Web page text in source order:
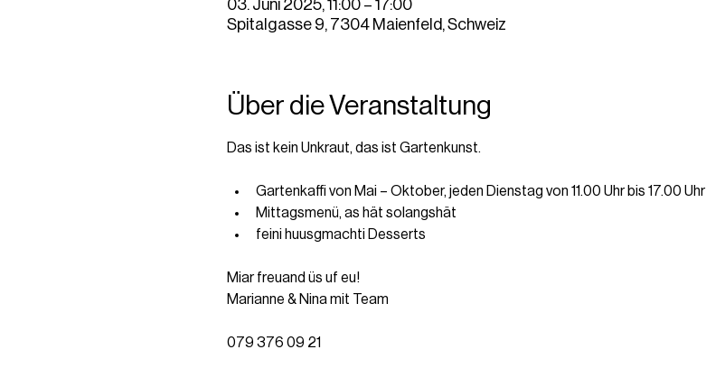
03. Juni 2025, 11:00 – 17:00
Spitalgasse 9, 7304 Maienfeld, Schweiz
Über die Veranstaltung
Das ist kein Unkraut, das ist Gartenkunst.
Gartenkaffi von Mai – Oktober, jeden Dienstag von 11.00 Uhr bis 17.00 Uhr
Mittagsmenü, as hät solangshät
feini huusgmachti Desserts
Miar freuand üs uf eu!
Marianne & Nina mit Team
079 376 09 21